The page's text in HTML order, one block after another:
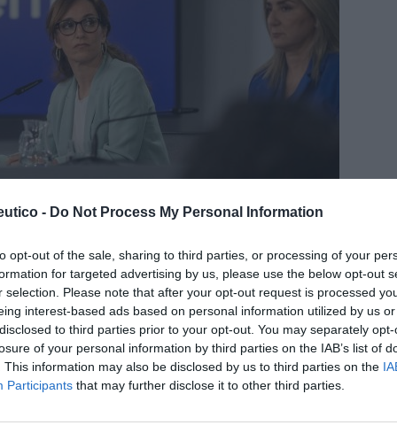
- Do Not Process My Personal Information
opt-out of the sale, sharing to third parties, or processing of your
for targeted advertising by us, please use the below opt-out
selection. Please note that after your opt-out request is processed
interest-based ads based on personal information utilized by us
to third parties prior to your opt-out. You may separately
of your personal information by third parties on the IAB’s list of
This information may also be disclosed by us to third parties on the
Participants that may further disclose it to other third parties.
el sistema de copago
desigualdades en
05/2026
más progresivos, topes mensuales y mayor
crónicos
a los nuevos